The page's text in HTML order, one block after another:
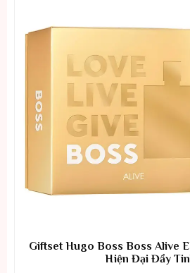
Giftset Hugo Boss Boss Alive
Hiện Đại Đầy